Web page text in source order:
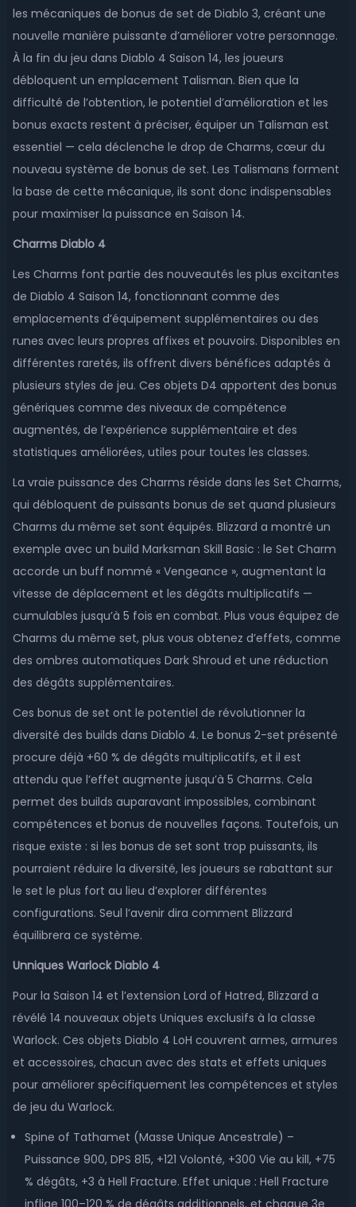
les mécaniques de bonus de set de Diablo 3, créant une
nouvelle manière puissante d’améliorer votre personnage.
À la fin du jeu dans Diablo 4 Saison 14, les joueurs
débloquent un emplacement Talisman. Bien que la
difficulté de l’obtention, le potentiel d’amélioration et les
bonus exacts restent à préciser, équiper un Talisman est
essentiel — cela déclenche le drop de Charms, cœur du
nouveau système de bonus de set. Les Talismans forment
la base de cette mécanique, ils sont donc indispensables
pour maximiser la puissance en Saison 14.
Charms Diablo 4
Les Charms font partie des nouveautés les plus excitantes
de Diablo 4 Saison 14, fonctionnant comme des
emplacements d’équipement supplémentaires ou des
runes avec leurs propres affixes et pouvoirs. Disponibles en
différentes raretés, ils offrent divers bénéfices adaptés à
plusieurs styles de jeu. Ces objets D4 apportent des bonus
génériques comme des niveaux de compétence
augmentés, de l’expérience supplémentaire et des
statistiques améliorées, utiles pour toutes les classes.
La vraie puissance des Charms réside dans les Set Charms,
qui débloquent de puissants bonus de set quand plusieurs
Charms du même set sont équipés. Blizzard a montré un
exemple avec un build Marksman Skill Basic : le Set Charm
accorde un buff nommé « Vengeance », augmentant la
vitesse de déplacement et les dégâts multiplicatifs —
cumulables jusqu’à 5 fois en combat. Plus vous équipez de
Charms du même set, plus vous obtenez d’effets, comme
des ombres automatiques Dark Shroud et une réduction
des dégâts supplémentaires.
Ces bonus de set ont le potentiel de révolutionner la
diversité des builds dans Diablo 4. Le bonus 2-set présenté
procure déjà +60 % de dégâts multiplicatifs, et il est
attendu que l’effet augmente jusqu’à 5 Charms. Cela
permet des builds auparavant impossibles, combinant
compétences et bonus de nouvelles façons. Toutefois, un
risque existe : si les bonus de set sont trop puissants, ils
pourraient réduire la diversité, les joueurs se rabattant sur
le set le plus fort au lieu d’explorer différentes
configurations. Seul l’avenir dira comment Blizzard
équilibrera ce système.
Unniques Warlock Diablo 4
Pour la Saison 14 et l’extension Lord of Hatred, Blizzard a
révélé 14 nouveaux objets Uniques exclusifs à la classe
Warlock. Ces objets Diablo 4 LoH couvrent armes, armures
et accessoires, chacun avec des stats et effets uniques
pour améliorer spécifiquement les compétences et styles
de jeu du Warlock.
Spine of Tathamet (Masse Unique Ancestrale) –
Puissance 900, DPS 815, +121 Volonté, +300 Vie au kill, +75
% dégâts, +3 à Hell Fracture. Effet unique : Hell Fracture
inflige 100–120 % de dégâts additionnels, et chaque 3e